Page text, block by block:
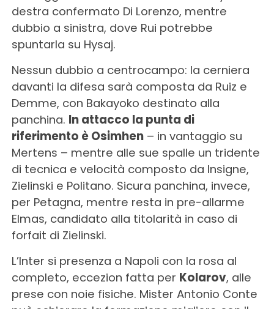
destra confermato Di Lorenzo, mentre
dubbio a sinistra, dove Rui potrebbe
spuntarla su Hysaj.
Nessun dubbio a centrocampo: la cerniera
davanti la difesa sarà composta da Ruiz e
Demme, con Bakayoko destinato alla
panchina. In attacco la punta di
riferimento è Osimhen– in vantaggio su
Mertens – mentre alle sue spalle un tridente
di tecnica e velocità composto da Insigne,
Zielinski e Politano. Sicura panchina, invece,
per Petagna, mentre resta in pre-allarme
Elmas, candidato alla titolarità in caso di
forfait di Zielinski.
L’Inter si presenza a Napoli con la rosa al
completo, eccezion fatta per Kolarov, alle
prese con noie fisiche. Mister Antonio Conte